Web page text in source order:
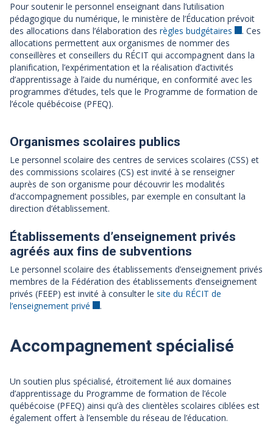
Pour soutenir le personnel enseignant dans l’utilisation
pédagogique du numérique, le ministère de l’Éducation prévoit
des allocations dans l’élaboration des règles budgétaires
. Ces
allocations permettent aux organismes de nommer des
conseillères et conseillers du RÉCIT qui accompagnent dans la
planification, l’expérimentation et la réalisation d’activités
d’apprentissage à l’aide du numérique, en conformité avec les
programmes d’études, tels que le Programme de formation de
l’école québécoise (PFEQ).
Organismes scolaires publics
Le personnel scolaire des centres de services scolaires (CSS) et
des commissions scolaires (CS) est invité à se renseigner
auprès de son organisme pour découvrir les modalités
d’accompagnement possibles, par exemple en consultant la
direction d’établissement.
Établissements d’enseignement privés
agréés aux fins de subventions
Le personnel scolaire des établissements d’enseignement privés
membres de la Fédération des établissements d’enseignement
privés (FEEP) est invité à consulter le site du RÉCIT de
l’enseignement privé
.
Accompagnement spécialisé
Un soutien plus spécialisé, étroitement lié aux domaines
d’apprentissage du Programme de formation de l’école
québécoise (PFEQ) ainsi qu’à des clientèles scolaires ciblées est
également offert à l’ensemble du réseau de l’éducation.